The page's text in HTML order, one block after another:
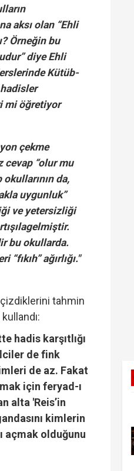
aksı olan “Ehli
Örneğin bu
diye Ehli
Kütüb-
hadisler
mi öğretiyor
çekme
cevap “olur mu
da,
uygunluk”
ve yetersizliği
bu okullarda.
“fıkıh” ağırlığı."
tahmin
hadis karşıtlığı
de fink
de az. Fakat
için feryad-ı
alta 'Reis’in
kimlerin
açmak olduğunu